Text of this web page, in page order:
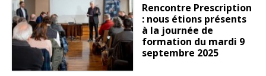
Rencontre Prescription
: nous étions présents
à la journée de
formation du mardi 9
septembre 2025